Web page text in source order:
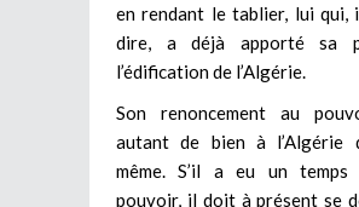
en rendant le tablier, lui qui,
dire, a déjà apporté sa
l’édification de l’Algérie.
Son renoncement au
autant de bien à l’Algérie
même. S’il a eu un
pouvoir, il doit à présent se